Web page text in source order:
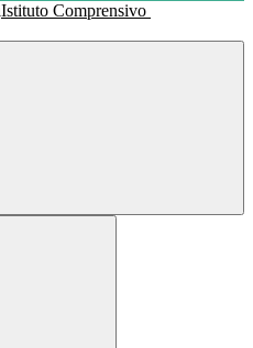
Istituto Comprensivo